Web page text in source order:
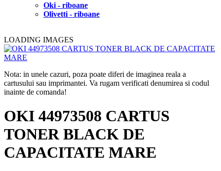
Oki - riboane
Olivetti - riboane
LOADING IMAGES
Nota: in unele cazuri, poza poate diferi de imaginea reala a
cartusului sau imprimantei. Va rugam verificati denumirea si codul
inainte de comanda!
OKI 44973508 CARTUS
TONER BLACK DE
CAPACITATE MARE